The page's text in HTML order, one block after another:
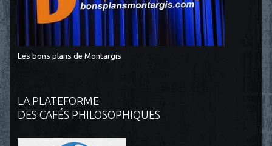
Les bons plans de Montargis
LA PLATEFORME
DES CAFÉS PHILOSOPHIQUES